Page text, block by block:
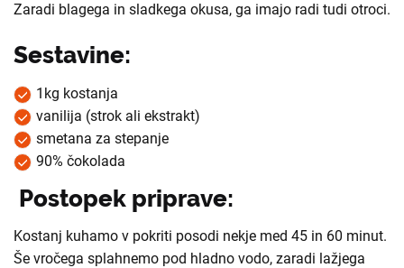
Zaradi blagega in sladkega okusa, ga imajo radi tudi otroci.
Sestavine:
1kg kostanja
vanilija (strok ali ekstrakt)
smetana za stepanje
90% čokolada
Postopek priprave:
Kostanj kuhamo v pokriti posodi nekje med 45 in 60 minut.
Še vročega splahnemo pod hladno vodo, zaradi lažjega